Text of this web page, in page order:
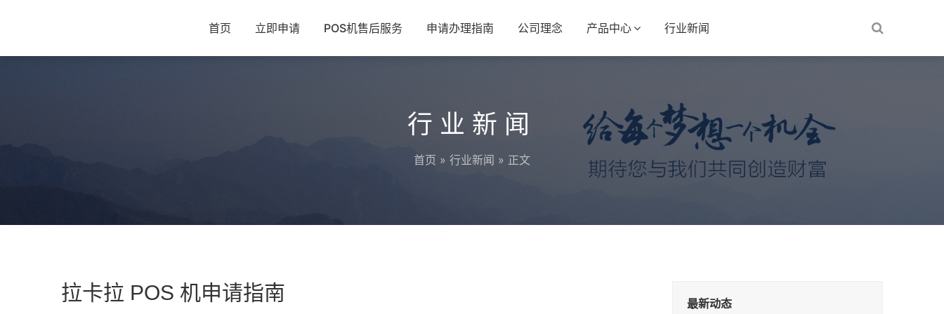
首页 立即申请 POS机售后服务 申请办理指南 公司理念 产品中心 行业新闻
行业新闻
首页 » 行业新闻 » 正文
拉卡拉 POS 机申请指南 最新动态